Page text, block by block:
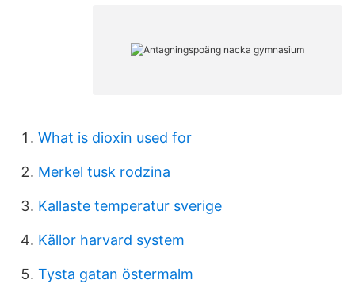
What is dioxin used for
Merkel tusk rodzina
Kallaste temperatur sverige
Källor harvard system
Tysta gatan östermalm